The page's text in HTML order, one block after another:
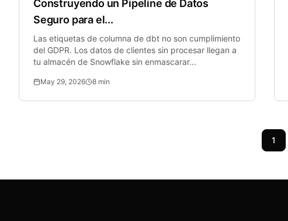
Construyendo un Pipeline de Datos
Seguro para el...
Las etiquetas de columna de dbt no son cumplimiento
del GDPR. Los datos de clientes sin procesar llegan a
tu almacén de Snowflake sin enmascarar...
May 29, 2026 8 min
1